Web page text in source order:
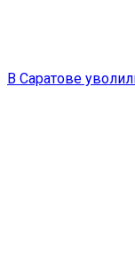
В Саратове